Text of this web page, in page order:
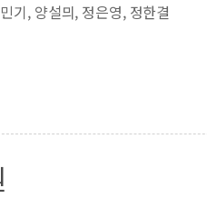
기, 양설믜, 정은영, 정한결